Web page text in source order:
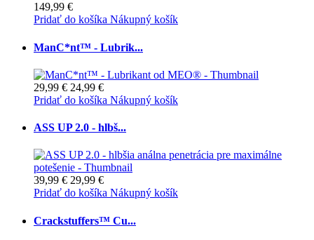
149,99 €
Pridať do košíka Nákupný košík
ManC*nt™ - Lubrik...
29,99 € 24,99 €
Pridať do košíka Nákupný košík
ASS UP 2.0 - hlbš...
39,99 € 29,99 €
Pridať do košíka Nákupný košík
Crackstuffers™ Cu...